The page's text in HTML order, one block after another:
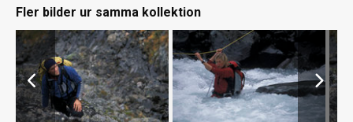
Fler bilder ur samma kollektion